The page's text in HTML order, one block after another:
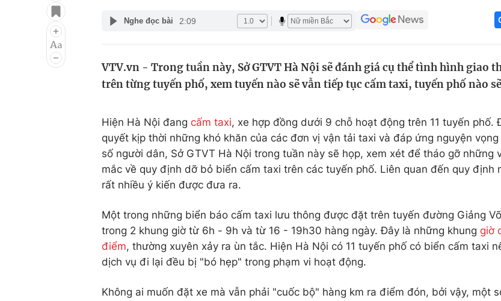
Điện ảnh
Âm nhạc
Du lịch
Chất lượng cuộc sống
Tuyển sinh
Hitech
Thị
Nghe đọc bài 2:09
VTV.vn - Trong tuần này, Sở GTVT Hà Nội sẽ đánh giá cụ thể tình hình giao
trên từng tuyến phố, xem tuyến nào sẽ vẫn tiếp tục cấm taxi, tuyến phố nào
Hiện Hà Nội đang cấm taxi, xe hợp đồng dưới 9 chỗ hoạt động trên 11 tuyến phố.
quyết kịp thời những khó khăn của các đơn vị vận tải taxi và đáp ứng nguyện
số người dân, Sở GTVT Hà Nội trong tuần này sẽ họp, xem xét để tháo gỡ những
mắc về quy định dỡ bỏ biển cấm taxi trên các tuyến phố. Liên quan đến quy định
rất nhiều ý kiến được đưa ra.
Một trong những biển báo cấm taxi lưu thông được đặt trên tuyến đường Giảng
trong 2 khung giờ từ 6h - 9h và từ 16 - 19h30 hàng ngày. Đây là những khung giờ
điểm, thường xuyên xảy ra ùn tắc. Hiện Hà Nội có 11 tuyến phố có biển cấm taxi
dịch vụ đi lại đều bị "bó hẹp" trong phạm vi hoạt động.
Không ai muốn đặt xe mà vẫn phải "cuốc bộ" hàng km ra điểm đón, bởi vậy, một